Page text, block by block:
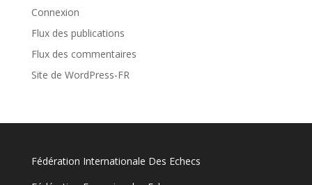
Connexion
Flux des publications
Flux des commentaires
Site de WordPress-FR
Fédération Internationale Des Echecs